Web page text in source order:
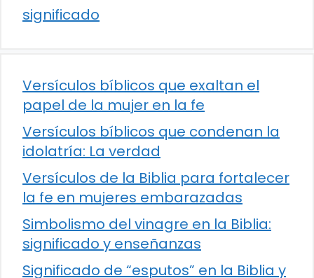
significado
Versículos bíblicos que exaltan el
papel de la mujer en la fe
Versículos bíblicos que condenan la
idolatría: La verdad
Versículos de la Biblia para fortalecer
la fe en mujeres embarazadas
Simbolismo del vinagre en la Biblia:
significado y enseñanzas
Significado de “esputos” en la Biblia y